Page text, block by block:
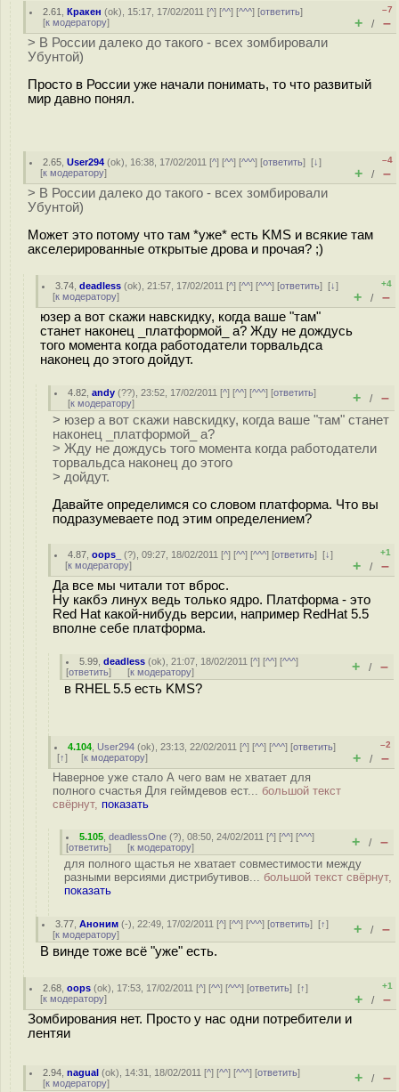
2.61 ,Кракен (ok), 15:17, 17/02/2011 [^] [^^] [^^^] [ответить]
[к модератору]
–7
+ / –
> В России далеко до такого - всех зомбировали
Убунтой)
Просто в России уже начали понимать, то что развитый
мир давно понял.
2.65 ,User294 (ok), 16:38, 17/02/2011 [^] [^^] [^^^] [ответить][↓]
[к модератору]
–4
+ / –
> В России далеко до такого - всех зомбировали
Убунтой)
Может это потому что там *уже* есть KMS и всякие там
акселерированные открытые дрова и прочая? ;)
3.74 ,deadless (ok), 21:57, 17/02/2011 [^] [^^] [^^^] [ответить][↓]
[к модератору]
+4
+ / –
юзер а вот скажи навскидку, когда ваше "там"
станет наконец _платформой_ а? Жду не дождусь
того момента когда работодатели торвальдса
наконец до этого дойдут.
4.82 ,andy (??), 23:52, 17/02/2011 [^] [^^] [^^^] [ответить]
[к модератору] + / –
> юзер а вот скажи навскидку, когда ваше "там" станет
наконец _платформой_ а?
> Жду не дождусь того момента когда работодатели
торвальдса наконец до этого
> дойдут.
Давайте определимся со словом платформа. Что вы
подразумеваете под этим определением?
4.87 ,oops_ (?), 09:27, 18/02/2011 [^] [^^] [^^^] [ответить][↓]
[к модератору]
+1
+ / –
Да все мы читали тот вброс.
Ну какбэ линух ведь только ядро. Платформа - это
Red Hat какой-нибудь версии, например RedHat 5.5
вполне себе платформа.
5.99 ,deadless (ok), 21:07, 18/02/2011 [^] [^^] [^^^]
[ответить] [к модератору] + / –
в RHEL 5.5 есть KMS?
4.104 User294 (ok), 23:13, 22/02/2011 [^] [^^] [^^^] [ответить]
[↑] [к модератору]
–2
+ / –
Наверное уже стало А чего вам не хватает для
полного счастья Для геймдевов ест... большой текст
свёрнут, показать
5.105 ,deadlessOne (?), 08:50, 24/02/2011 [^] [^^] [^^^]
[ответить] [к модератору] + / –
для полного щастья не хватает совместимости между
разными версиями дистрибутивов... большой текст свёрнут,
показать
3.77 ,Аноним (-), 22:49, 17/02/2011 [^] [^^] [^^^] [ответить][↑]
[к модератору] + / –
В винде тоже всё "уже" есть.
2.68 ,oops (ok), 17:53, 17/02/2011 [^] [^^] [^^^] [ответить][↑]
[к модератору]
+1
+ / –
Зомбирования нет. Просто у нас одни потребители и
лентяи
2.94 ,nagual (ok), 14:31, 18/02/2011 [^] [^^] [^^^] [ответить]
[к модератору] + / –